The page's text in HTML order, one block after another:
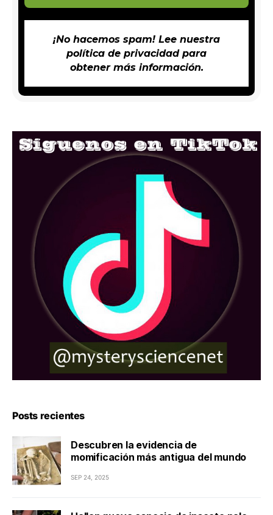
¡No hacemos spam! Lee nuestra
política de privacidadpara
obtener más información.
Posts recientes
Descubren la evidencia de
momificación más antigua del mundo
SEP 24, 2025